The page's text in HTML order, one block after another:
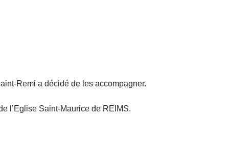
Remi a décidé de les accompagner.
l’Eglise Saint-Maurice de REIMS.